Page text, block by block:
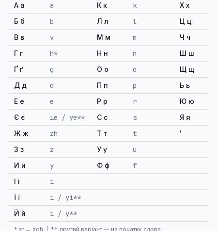
А а a К к k Х х
Б б b Л л l Ц ц
В в v М м m Ч ч
Г г h* Н н n Ш ш
Ґ ґ g О о o Щ щ
Д д d П п p Ь ь
Е е e Р р r Ю ю
Є є ie / ye** С с s Я я
Ж ж zh Т т t '
З з z У у u
И и y Ф ф f
І і i
Ї ї i / yi**
Й й i / y**
* зг → zgh | ** другий варіант — на початку слова